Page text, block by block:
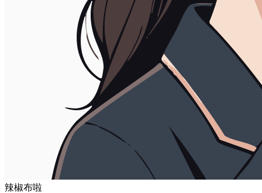
辣椒布啦